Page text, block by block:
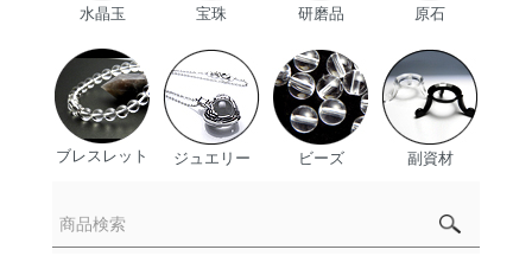
水晶玉 宝珠 研磨品 原石
ブレスレット ジュエリー ビーズ 副資材